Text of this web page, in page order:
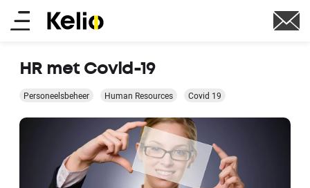
Skip
Main
HR met Covid-19
Personeelsbeheer Human Resources Covid 19